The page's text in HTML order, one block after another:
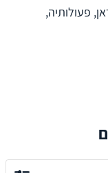
פעולותיה,